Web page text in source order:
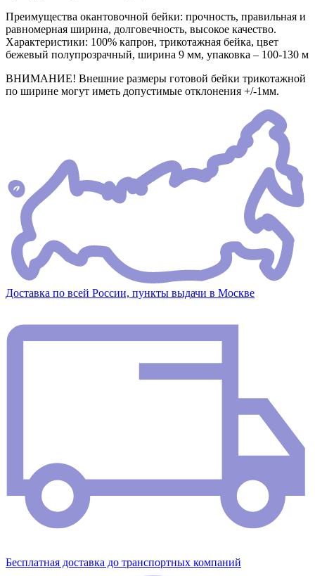
Преимущества окантовочной бейки: прочность, правильная и
равномерная ширина, долговечность, высокое качество.
Характеристики: 100% капрон, трикотажная бейка, цвет
бежевый полупрозрачный, ширина 9 мм, упаковка – 100-130 м
ВНИМАНИЕ! Внешние размеры готовой бейки трикотажной
по ширине могут иметь допустимые отклонения +/-1мм.
Доставка по всей России, пункты выдачи в Москве
Бесплатная доставка до транспортных компаний